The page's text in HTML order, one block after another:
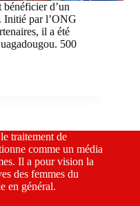
d’un
Initié par l’ONG
il a été
500
traitement de
comme un média
Il a pour vision la
des femmes du
en général.